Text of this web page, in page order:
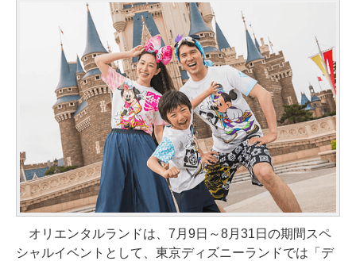
オリエンタルランドは、7月9日～8月31日の期間スペ
シャルイベントとして、東京ディズニーランドでは「デ